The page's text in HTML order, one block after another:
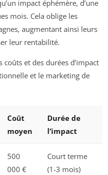
impact éphémère, d’une
mois. Cela oblige les
augmentant ainsi leurs
leur rentabilité.
et des durées d’impact
et le marketing de
Coût
moyen
Durée de
l’impact
500
000 €
Court terme
(1-3 mois)